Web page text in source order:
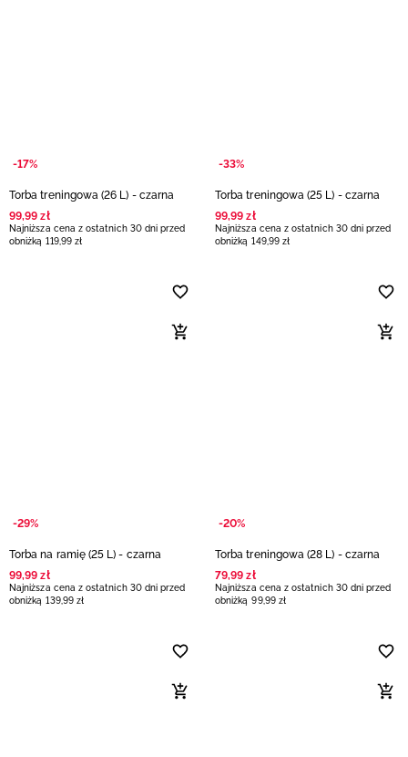
-17%
Torba treningowa (26 L) - czarna
99,99 zł
Najniższa cena z ostatnich 30 dni przed
obniżką 119,99 zł
-33%
Torba treningowa (25 L) - czarna
99,99 zł
Najniższa cena z ostatnich 30 dni przed
obniżką 149,99 zł
-29%
Torba na ramię (25 L) - czarna
99,99 zł
Najniższa cena z ostatnich 30 dni przed
obniżką 139,99 zł
-20%
Torba treningowa (28 L) - czarna
79,99 zł
Najniższa cena z ostatnich 30 dni przed
obniżką 99,99 zł